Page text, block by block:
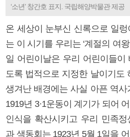
‘소년’ 창간호 표지. 국립해양박물관 제공
온 세상이 눈부신 신록으로 일
는 이 시기를 우리는 ‘계절의 여
일 어린이날은 우리 어린이들이
도록 법적으로 지정한 날이기도
생겨난 배경에는 사실 아픈 역사
1919년 3·1운동이 계기가 되어
인식을 확산시키고 우리 민족
과 색동회는 1923년 5월 1일을